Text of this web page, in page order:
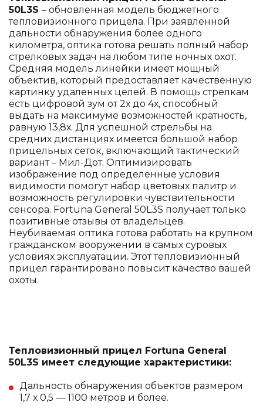
50L3S – обновленная модель бюджетного
тепловизионного прицела. При заявленной
дальности обнаружения более одного
километра, оптика готова решать полный набор
стрелковых задач на любом типе ночных охот.
Средняя модель линейки имеет мощный
объектив, который предоставляет качественную
картинку удаленных целей. В помощь стрелкам
есть цифровой зум от 2х до 4х, способный
выдать на максимуме возможностей кратность,
равную 13,8х. Для успешной стрельбы на
средних дистанциях имеется большой набор
прицельных сеток, включающий тактический
вариант – Мил-Дот. Оптимизировать
изображение под определенные условия
видимости помогут набор цветовых палитр и
возможность регулировки чувствительности
сенсора. Fortuna General 50L3S получает только
позитивные отзывы от владельцев.
Неубиваемая оптика готова работать на крупном
гражданском вооружении в самых суровых
условиях эксплуатации. Этот тепловизионный
прицел гарантировано повысит качество вашей
охоты.
Тепловизионный прицел Fortuna General
50L3S имеет следующие характеристики:
Дальность обнаружения объектов размером
1,7 х 0,5 — 1100 метров и более.